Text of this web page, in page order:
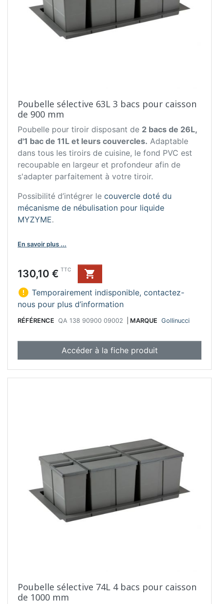
Poubelle sélective 63L 3 bacs pour caisson
de 900 mm
Poubelle pour tiroir disposant de 2 bacs de 26L,
d'1 bac de 11L et leurs couvercles. Adaptable
dans tous les tiroirs de cuisine, le fond PVC est
recoupable en largeur et profondeur afin de
s'adapter parfaitement à votre tiroir.
Possibilité d’intégrer le couvercle doté du
mécanisme de nébulisation pour liquide
MYZYME.
En savoir plus ...
Prix
130,10 € TTC

 Temporairement indisponible, contactez-
nous pour plus d’information
RÉFÉRENCE QA 138 90900 09002 MARQUE Gollinucci
Accéder à la fiche produit
Poubelle sélective 74L 4 bacs pour caisson
de 1000 mm